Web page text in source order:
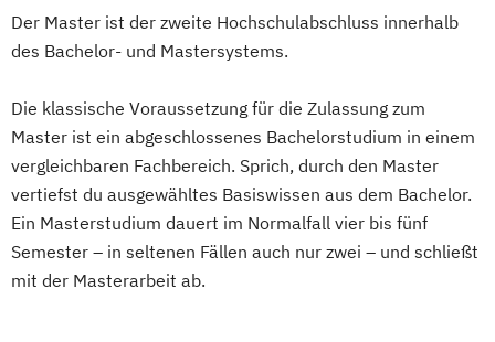
Der Master ist der zweite Hochschulabschluss innerhalb
des Bachelor- und Mastersystems.
Die klassische Voraussetzung für die Zulassung zum
Master ist ein abgeschlossenes Bachelorstudium in einem
vergleichbaren Fachbereich. Sprich, durch den Master
vertiefst du ausgewähltes Basiswissen aus dem Bachelor.
Ein Masterstudium dauert im Normalfall vier bis fünf
Semester – in seltenen Fällen auch nur zwei – und schließt
mit der Masterarbeit ab.